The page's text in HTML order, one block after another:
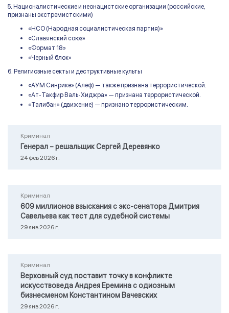
5. Националистические и неонацистские организации (российские,
признаны экстремистскими)
«НСО (Народная социалистическая партия)»
«Славянский союз»
«Формат 18»
«Черный блок»
6. Религиозные секты и деструктивные культы
«АУМ Синрике» (Алеф) — также признана террористической.
«Ат-Такфир Валь-Хиджра» — признана террористической.
«Талибан» (движение) — признано террористическим.
Криминал
Генерал – решальщик Сергей Деревянко
24 фев 2026 г.
Криминал
609 миллионов взыскания с экс-сенатора Дмитрия
Савельева как тест для судебной системы
29 янв 2026 г.
Криминал
Верховный суд поставит точку в конфликте
искусствоведа Андрея Еремина с одиозным
бизнесменом Константином Вачевских
29 янв 2026 г.